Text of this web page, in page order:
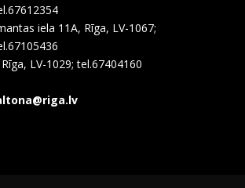
iela 11A, Rīga, LV-1067;
LV-1029; tel.67404160